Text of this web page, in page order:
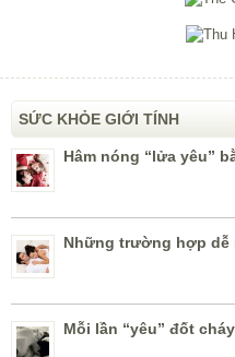
SỨC KHỎE GIỚI TÍNH
Hâm nóng “lửa yêu”
Những trường hợp dễ
Mỗi lần “yêu” đốt